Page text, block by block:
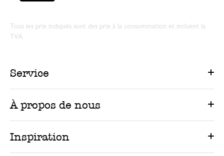
Tous les prix indiqués sont des prix à la consommation et incluent la
TVA.
Service
À propos de nous
Inspiration